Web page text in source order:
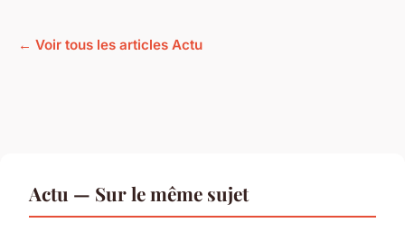
← Voir tous les articles Actu
Actu — Sur le même sujet